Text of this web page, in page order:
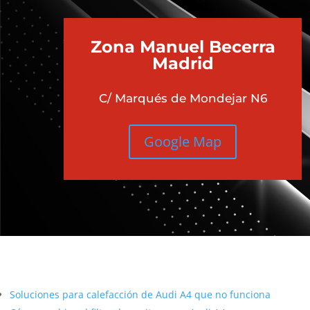
Zona Manuel Becerra
Madrid
C/ Marqués de Mondejar N6
Google Map
Soluciones para calefacción de Audi A4 que no funciona